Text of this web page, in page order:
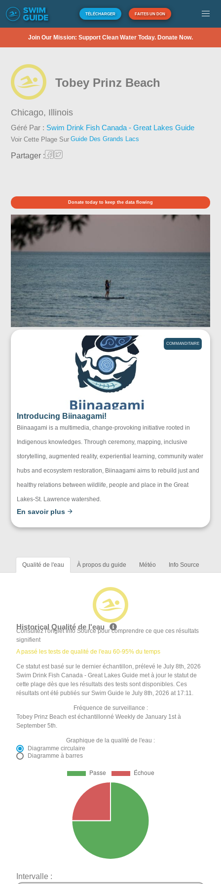
TÉLÉCHARGER FAITES UN DON
Join Our Mission: Support Clean Water Today. Donate Now.
Tobey Prinz Beach
Chicago, Illinois
Géré Par : Swim Drink Fish Canada - Great Lakes Guide
Voir Cette Plage Sur Guide Des Grands Lacs
Partager :
Donate today to keep the data flowing
COMMANDITAIRE
Introducing Biinaagami!
Biinaagami is a multimedia, change-provoking initiative rooted in
Indigenous knowledges. Through ceremony, mapping, inclusive
storytelling, augmented reality, experiential learning, community water
hubs and ecosystem restoration, Biinaagami aims to rebuild just and
healthy relations between wildlife, people and place in the Great
Lakes-St. Lawrence watershed.
En savoir plus
Qualité de l'eau À propos du guide Météo Info Source
Historical Qualité de l'eau
Consultez l'onglet Info Source pour comprendre ce que ces résultats
signifient
A passé les tests de qualité de l'eau 60-95% du temps
Ce statut est basé sur le dernier échantillon, prélevé le July 8th, 2026
Swim Drink Fish Canada - Great Lakes Guide met à jour le statut de
cette plage dès que les résultats des tests sont disponibles. Ces
résultats ont été publiés sur Swim Guide le July 8th, 2026 at 17:11.
Fréquence de surveillance :
Tobey Prinz Beach est échantillonné Weekly de January 1st à
September 5th.
Graphique de la qualité de l'eau :
Diagramme circulaire
Diagramme à barres
Intervalle :